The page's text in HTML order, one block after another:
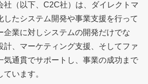
社（以下、C2C社）は、ダイレクトマ
したシステム開発や事業支援を行って
企業に対しシステムの開発だけでな
計、マーケティング支援、そしてファ
気通貫でサポートし、事業の成功まで
います。